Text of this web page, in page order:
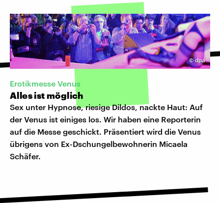
©dpa
Erotikmesse Venus
Alles ist möglich
Sex unter Hypnose, riesige Dildos, nackte Haut: Auf
der Venus ist einiges los. Wir haben eine Reporterin
auf die Messe geschickt. Präsentiert wird die Venus
übrigens von Ex-Dschungelbewohnerin Micaela
Schäfer.